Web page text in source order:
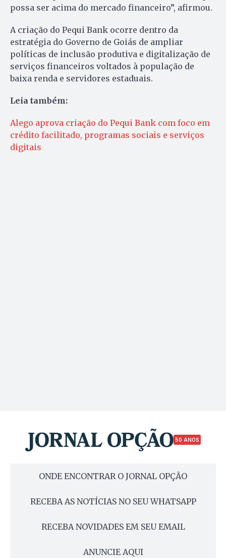
possa ser acima do mercado financeiro”, afirmou.
A criação do Pequi Bank ocorre dentro da
estratégia do Governo de Goiás de ampliar
políticas de inclusão produtiva e digitalização de
serviços financeiros voltados à população de
baixa renda e servidores estaduais.
Leia também:
Alego aprova criação do Pequi Bank com foco em
crédito facilitado, programas sociais e serviços
digitais
50 ANOS
ONDE ENCONTRAR O JORNAL OPÇÃO
RECEBA AS NOTÍCIAS NO SEU WHATSAPP
RECEBA NOVIDADES EM SEU EMAIL
ANUNCIE AQUI